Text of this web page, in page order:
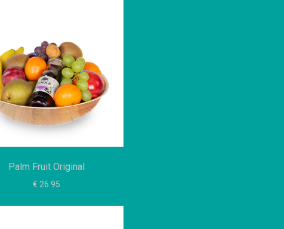
Palm Fruit Original
€ 26.95